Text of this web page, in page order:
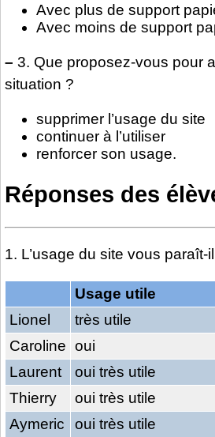
Avec plus de support
Avec moins de support
– 3. Que proposez-vous pour
situation ?
supprimer l’usage du site
continuer à l’utiliser
renforcer son usage.
Réponses des
1. L’usage du site vous paraît-
Usage utile
Lionel
très utile
Caroline oui
Laurent
oui très utile
Thierry
oui très utile
Aymeric
oui très utile